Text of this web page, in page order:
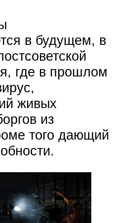
в будущем, в
где в прошлом
живых
из
того дающий